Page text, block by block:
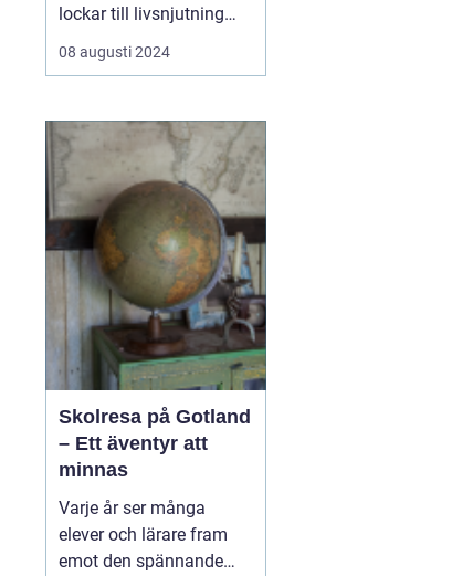
lockar till livsnjutning
bland kristallklart vatten,
pittoreska landskap och
Föreställ dig en
promenad längs
strandkanten eller ett
glas vino på terrassen
med uts...
08 augusti 2024
Skolresa på Gotland
– Ett äventyr att
minnas
Varje år ser många
elever och lärare fram
emot den spännande